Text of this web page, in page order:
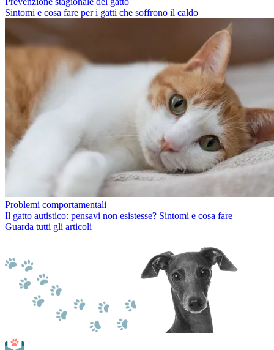
Sintomi e cosa fare per i gatti che soffrono il caldo
Problemi comportamentali
Il gatto autistico: pensavi non esistesse? Sintomi e cosa fare
Guarda tutti gli articoli